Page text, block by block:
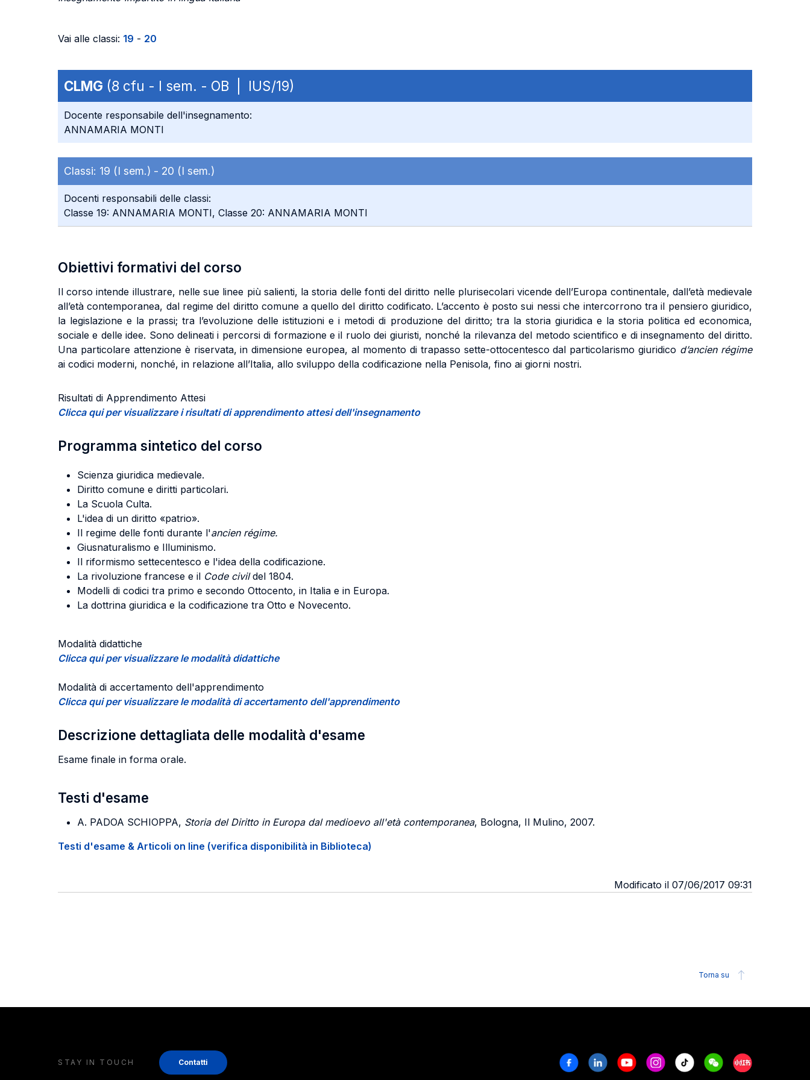
Vai alle classi: 19 - 20
CLMG (8 cfu - I sem. - OB | IUS/19)
Docente responsabile dell'insegnamento:
ANNAMARIA MONTI
Classi: 19 (I sem.) - 20 (I sem.)
Docenti responsabili delle classi:
Classe 19: ANNAMARIA MONTI, Classe 20: ANNAMARIA MONTI
Obiettivi formativi del corso
Il corso intende illustrare, nelle sue linee più salienti, la storia delle fonti del diritto nelle plurisecolari vicende dell’Europa continentale, dall’età medievale
all’età contemporanea, dal regime del diritto comune a quello del diritto codificato. L’accento è posto sui nessi che intercorrono tra il pensiero giuridico,
la legislazione e la prassi; tra l’evoluzione delle istituzioni e i metodi di produzione del diritto; tra la storia giuridica e la storia politica ed economica,
sociale e delle idee. Sono delineati i percorsi di formazione e il ruolo dei giuristi, nonché la rilevanza del metodo scientifico e di insegnamento del diritto.
Una particolare attenzione è riservata, in dimensione europea, al momento di trapasso sette-ottocentesco dal particolarismo giuridico d’ancien régime
ai codici moderni, nonché, in relazione all’Italia, allo sviluppo della codificazione nella Penisola, fino ai giorni nostri.
Risultati di Apprendimento Attesi
Clicca qui per visualizzare i risultati di apprendimento attesi dell'insegnamento
Programma sintetico del corso
Scienza giuridica medievale.
Diritto comune e diritti particolari.
La Scuola Culta.
L'idea di un diritto «patrio».
Il regime delle fonti durante l'ancien régime.
Giusnaturalismo e Illuminismo.
Il riformismo settecentesco e l'idea della codificazione.
La rivoluzione francese e il Code civildel 1804.
Modelli di codici tra primo e secondo Ottocento, in Italia e in Europa.
La dottrina giuridica e la codificazione tra Otto e Novecento.
Modalità didattiche
Clicca qui per visualizzare le modalità didattiche
Modalità di accertamento dell'apprendimento
Clicca qui per visualizzare le modalità di accertamento dell'apprendimento
Descrizione dettagliata delle modalità d'esame
Esame finale in forma orale.
Testi d'esame
A. PADOA SCHIOPPA, Storia del Diritto in Europa dal medioevo all'età contemporanea, Bologna, Il Mulino, 2007.
Testi d'esame & Articoli on line (verifica disponibilità in Biblioteca)
Modificato il 07/06/2017 09:31
Torna su
STAY IN TOUCH Contatti FacebookLinkedinYoutubeInstagram
Tiktok WeechatXiaohongshu/